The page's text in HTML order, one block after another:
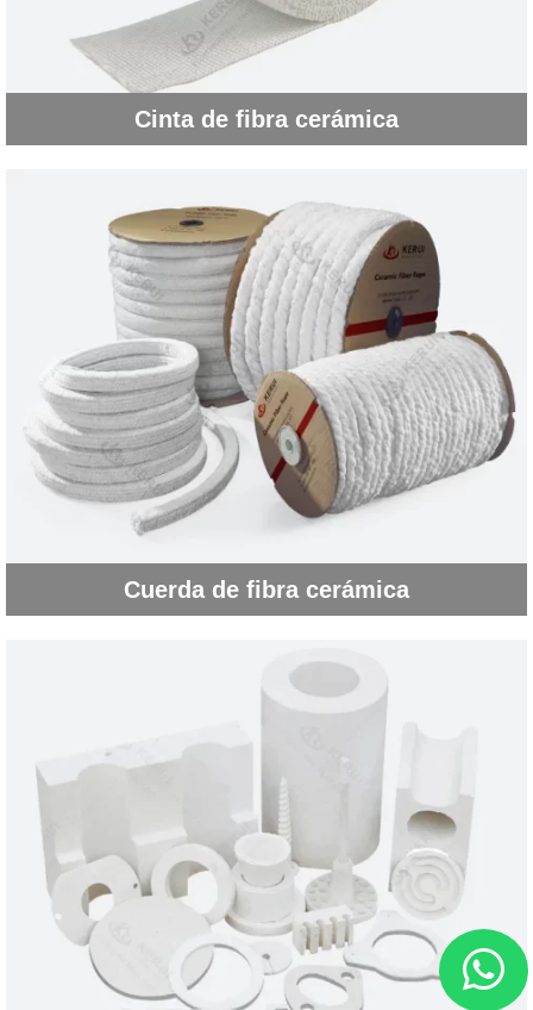
Cinta de fibra cerámica
Cuerda de fibra cerámica